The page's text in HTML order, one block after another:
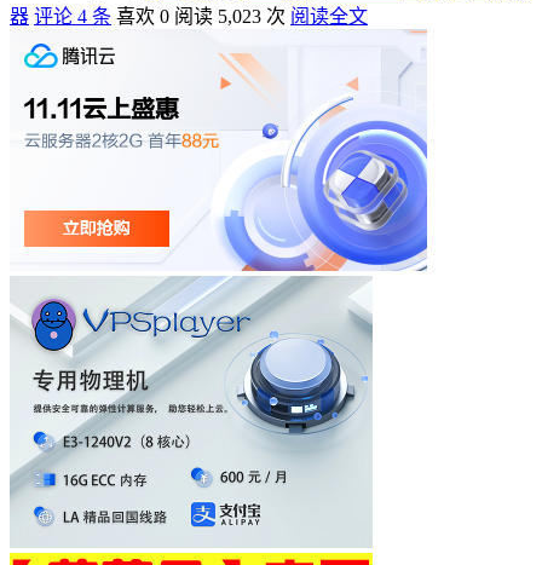
器 评论 4 条 喜欢 0 阅读 5,023 次 阅读全文